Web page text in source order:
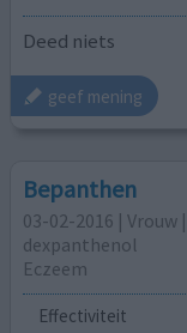
Deed niets
geef mening
Bepanthen
03-02-2016 | Vrouw
dexpanthenol
Eczeem
Effectiviteit